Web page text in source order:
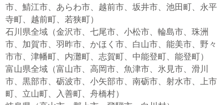
市、鯖江市、あらわ市、越前市、坂井市、池田町、永平
寺町、越前町、若狭町）
石川県全域（金沢市、七尾市、小松市、輪島市、珠洲
市、加賀市、羽昨市、かほく市、白山市、能美市、野々
市市、津幡町、内灘町、志賀町、中能登町、能登町）
富山県全域（富山市、高岡市、魚津市、氷見市、滑川
市、黒部市、砺波市、小矢部市、南砺市、射水市、上市
町、立山町、入善町、舟橋村）